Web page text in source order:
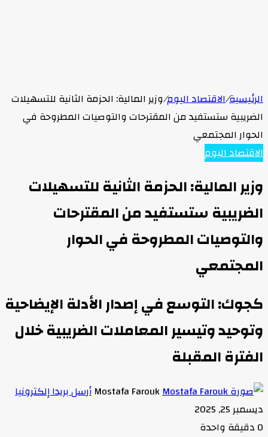
الرئيسية/الاقتصاد اليوم/وزير المالية: الحزمة الثانية للتسهيلات
الضريبية ستستفيد من المقترحات والتوصيات المطروحة في
الحوار المجتمعي
الاقتصاد اليوم
وزير المالية: الحزمة الثانية للتسهيلات
الضريبية ستستفيد من المقترحات
والتوصيات المطروحة في الحوار
المجتمعي
كجوك: التوسع في إصدار الأدلة الإيضاحية
وتوحيد وتيسير المعاملات الضريبية خلال
الفترة المقبلة
Mostafa Farouk أرسل بريدا إلكترونيا
ديسمبر 25, 2025
0 دقيقة واحدة